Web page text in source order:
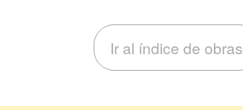
Ir al índice de obras